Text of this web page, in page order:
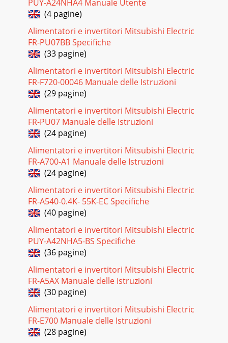
PUY-A24NHA4 Manuale Utente
(4 pagine)
Alimentatori e invertitori Mitsubishi Electric
FR-PU07BB Specifiche
(33 pagine)
Alimentatori e invertitori Mitsubishi Electric
FR-F720-00046 Manuale delle Istruzioni
(29 pagine)
Alimentatori e invertitori Mitsubishi Electric
FR-PU07 Manuale delle Istruzioni
(24 pagine)
Alimentatori e invertitori Mitsubishi Electric
FR-A700-A1 Manuale delle Istruzioni
(24 pagine)
Alimentatori e invertitori Mitsubishi Electric
FR-A540-0.4K- 55K-EC Specifiche
(40 pagine)
Alimentatori e invertitori Mitsubishi Electric
PUY-A42NHA5-BS Specifiche
(36 pagine)
Alimentatori e invertitori Mitsubishi Electric
FR-A5AX Manuale delle Istruzioni
(30 pagine)
Alimentatori e invertitori Mitsubishi Electric
FR-E700 Manuale delle Istruzioni
(28 pagine)